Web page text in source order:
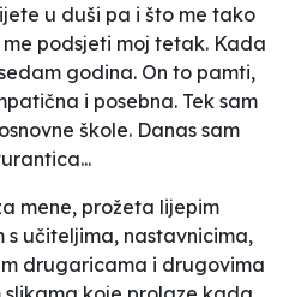
u duši pa i što me tako
podsjeti moj tetak. Kada
godina. On to pamti,
i posebna. Tek sam
škole. Danas sam
mene, prožeta lijepim
s učiteljima, nastavnicima,
drugaricama i drugovima